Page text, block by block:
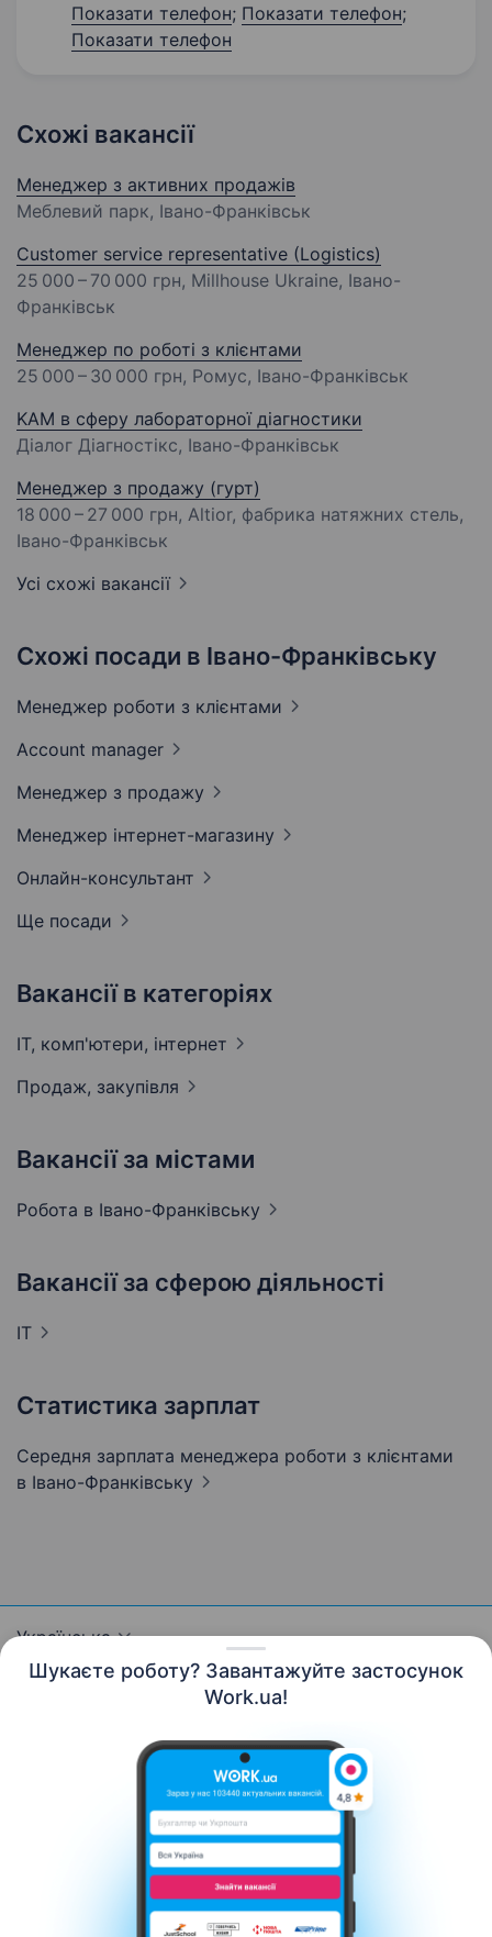
Шукаєте роботу? Завантажуйте застосунок
Work.ua!
Показати телефон; Показати телефон;
Показати телефон
Схожі вакансії
Менеджер з активних продажів
Меблевий парк, Івано-Франківськ
Customer service representative (Logistics)
25 000 – 70 000 грн, Millhouse Ukraine, Івано-
Франківськ
Менеджер по роботі з клієнтами
25 000 – 30 000 грн, Ромус, Івано-Франківськ
KAM в сферу лабораторної діагностики
Діалог Діагностікс, Івано-Франківськ
Менеджер з продажу (гурт)
18 000 – 27 000 грн, Altior, фабрика натяжних стель,
Івано-Франківськ
Усі схожі вакансії
Схожі посади в Івано-Франківську
Менеджер роботи з клієнтами
Account manager
Менеджер з продажу
Менеджер інтернет-магазину
Онлайн-консультант
Ще посади
Вакансії в категоріях
IT, комп'ютери, інтернет
Продаж, закупівля
Вакансії за містами
Робота в Івано-Франківську
Вакансії за сферою діяльності
IT
Статистика зарплат
Середня зарплата менеджера роботи з клієнтами
в Івано-Франківську
Українська
Контакти Про нас
Кар’єра
Новини Work.ua
Допомога Умови використання
Роботодавцю